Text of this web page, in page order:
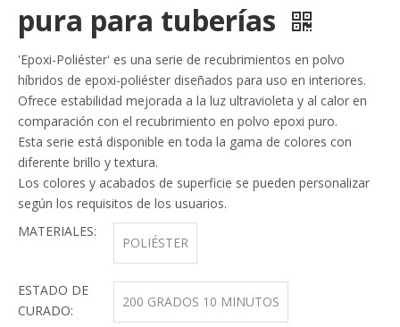
pura para tuberías
'Epoxi-Poliéster' es una serie de recubrimientos en polvo
híbridos de epoxi-poliéster diseñados para uso en interiores.
Ofrece estabilidad mejorada a la luz ultravioleta y al calor en
comparación con el recubrimiento en polvo epoxi puro.
Esta serie está disponible en toda la gama de colores con
diferente brillo y textura.
Los colores y acabados de superficie se pueden personalizar
según los requisitos de los usuarios.
MATERIALES:
POLIÉSTER
ESTADO DE
CURADO:
200 GRADOS 10 MINUTOS